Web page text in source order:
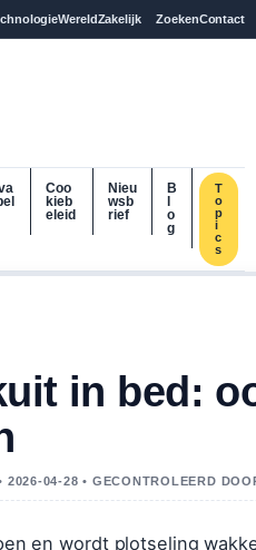
WereldZakelijk ZoekenContact
Coo
kieb
eleid
Nieu
wsb
rief
B
o
g
T
o
p
i
c
s
in bed:
2026-04-28 • GECONTROLEERD
en wordt plotseling